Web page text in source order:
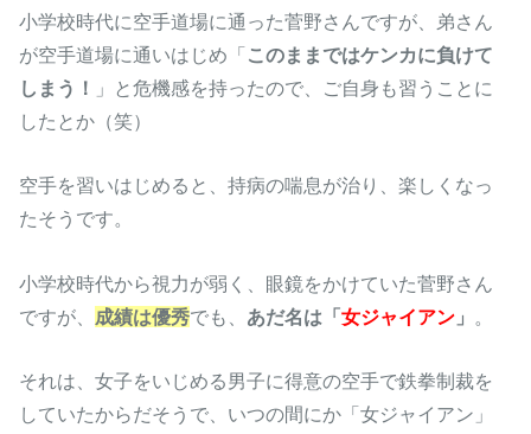
小学校時代に空手道場に通った菅野さんですが、弟さん
が空手道場に通いはじめ「このままではケンカに負けて
しまう！
」と危機感を持ったので、ご自身も習うことに
したとか（笑）
空手を習いはじめると、持病の喘息が治り、楽しくなっ
たそうです。
小学校時代から視力が弱く、眼鏡をかけていた菅野さん
ですが、 成績は優秀でも、 あだ名は「女ジャイアン 」 。
それは、女子をいじめる男子に得意の空手で鉄拳制裁を
していたからだそうで、いつの間にか「女ジャイアン」